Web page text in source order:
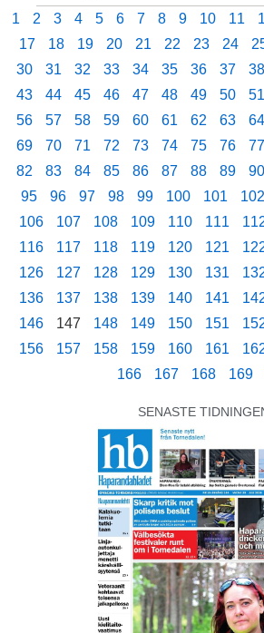
1 2 3 4 5 6 7 8 9 10 11
17
18 19 20 21 22 23 24
30
31 32 33 34 35 36 37 38
43
44 45 46 47 48 49 50 51
56
57 58 59 60 61 62 63 64
69
70 71 72 73 74 75 76 77
82
83 84 85 86 87 88 89 90
95
96 97 98 99 100 101 102
106
107 108 109 110 111
116
117 118 119 120 121
126
127 128 129 130 131
136
137 138 139 140 141
146
147 148 149 150 151
156
157 158 159 160 161
166
167 168 169
SENASTE